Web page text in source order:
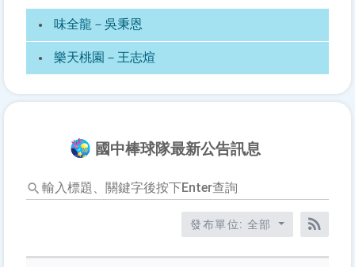
味全龍－吳秉恩
樂天桃園－王志煊
國中棒球隊最新公告訊息
輸
入
發布單位: 全部
RSS訂